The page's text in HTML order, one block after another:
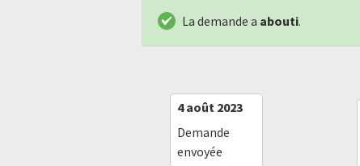
La demande a abouti.
4 août 2023
Demande
envoyée